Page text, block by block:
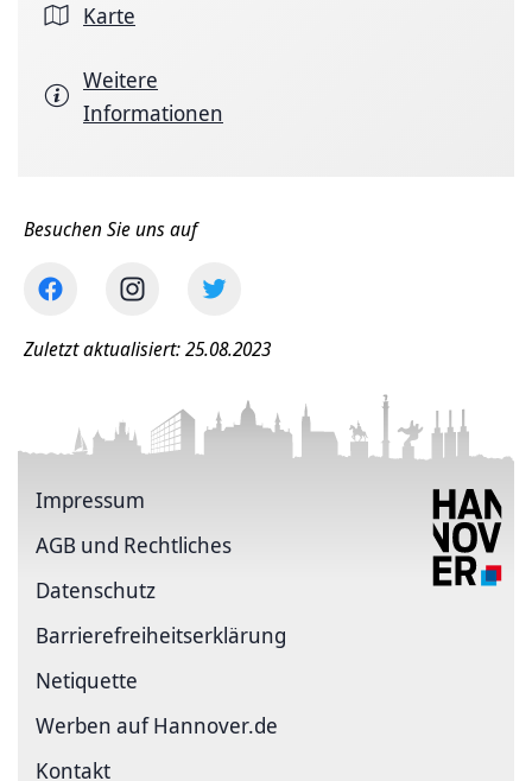
Karte
Weitere
Informationen
Besuchen Sie uns auf
Zuletzt aktualisiert: 25.08.2023
Impressum
AGB und Rechtliches
Datenschutz
Barriere­freiheits­erklärung
Netiquette
Werben auf Hannover.de
Kontakt